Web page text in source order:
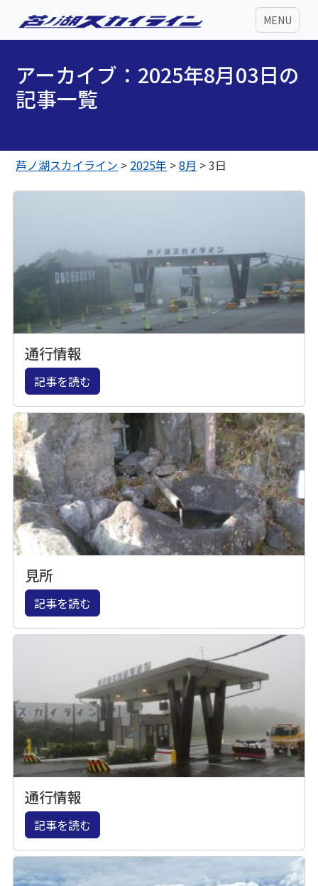
MENU
アーカイブ：2025年8月03日の
記事一覧
芦ノ湖スカイライン > 2025年 >8月 >3日
通行情報
記事を読む
見所
記事を読む
通行情報
記事を読む